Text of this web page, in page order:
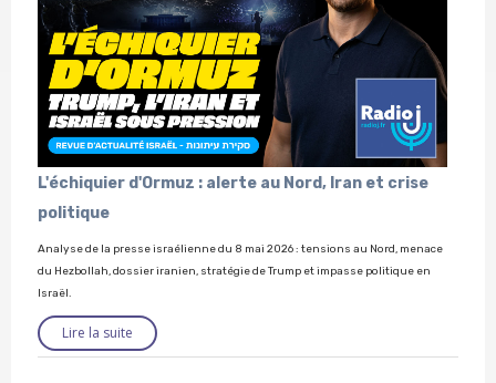
L'échiquier d'Ormuz : alerte au Nord, Iran et crise
politique
Analyse de la presse israélienne du 8 mai 2026 : tensions au Nord, menace
du Hezbollah, dossier iranien, stratégie de Trump et impasse politique en
Israël.
Lire la suite